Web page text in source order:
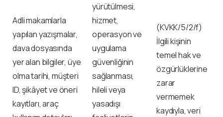
Adli makamlarla
yapılan yazışmalar,
dava dosyasında
yer alan bilgiler, üye
olma tarihi, müşteri
ID, şikâyet ve öneri
kayıtları, araç
yürütülmesi,
hizmet,
operasyon ve
uygulama
güvenliğinin
sağlanması,
hileli veya
yasadışı
(KVKK/5/2/f)
İlgili kişinin
temel hak ve
özgürlüklerine
zarar
vermemek
kaydıyla, veri